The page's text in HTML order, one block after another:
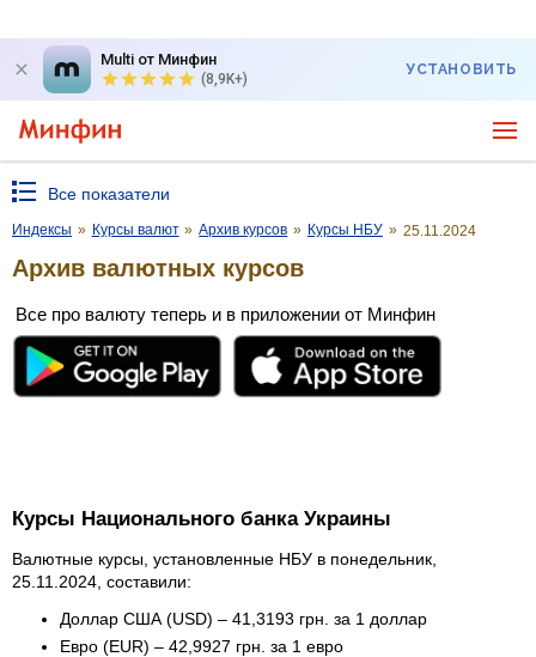
Multi от Минфин
(8,9K+)
УСТАНОВИТЬ
Все показатели
Индексы » Курсы валют » Архив курсов » Курсы НБУ » 25.11.2024
Архив валютных курсов
Все про валюту теперь и в приложении от Минфин
Курсы Национального банка Украины
Валютные курсы, установленные НБУ в понедельник,
25.11.2024, составили:
Доллар США (USD) – 41,3193 грн. за 1 доллар
Евро (EUR) – 42,9927 грн. за 1 евро